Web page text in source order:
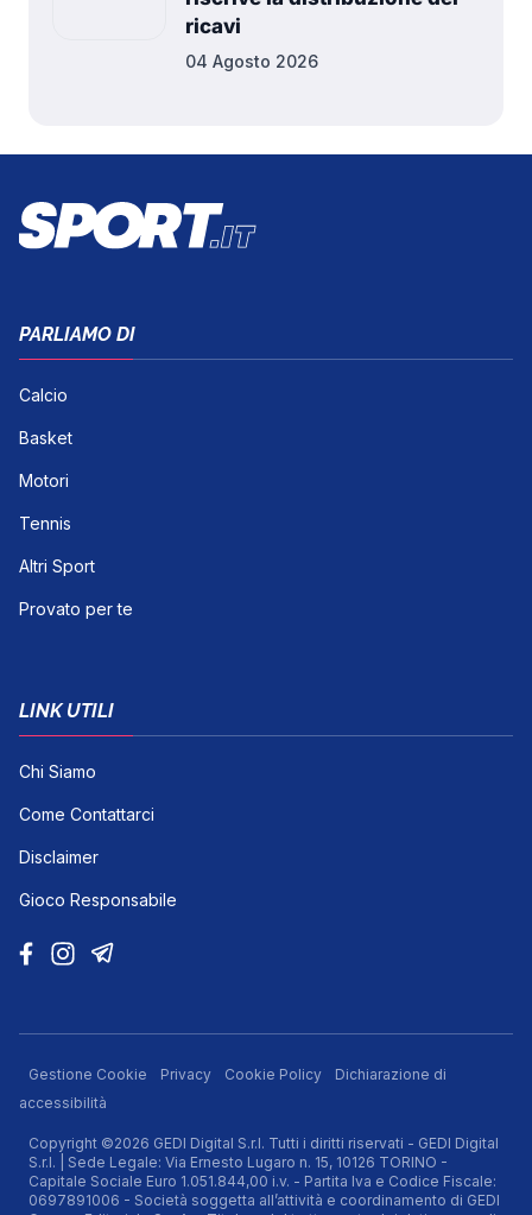
ricavi
04 Agosto 2026
PARLIAMO DI
Calcio
Basket
Motori
Tennis
Altri Sport
Provato per te
LINK UTILI
Chi Siamo
Come Contattarci
Disclaimer
Gioco Responsabile
Gestione Cookie Privacy Cookie Policy
Dichiarazione di
accessibilità
Copyright ©2026 GEDI Digital S.r.l. Tutti i diritti riservati - GEDI Digital
S.r.l. | Sede Legale: Via Ernesto Lugaro n. 15, 10126 TORINO -
Capitale Sociale Euro 1.051.844,00 i.v. - Partita Iva e Codice Fiscale:
0697891006 - Società soggetta all’attività e coordinamento di GEDI